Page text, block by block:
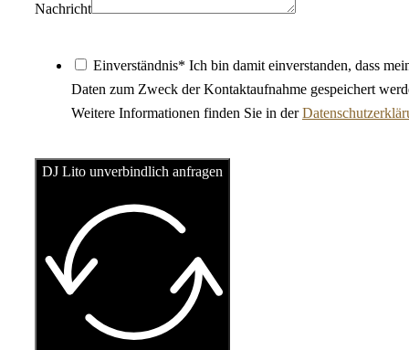
Nachricht
Einverständnis* Ich bin damit einverstanden, dass
Daten zum Zweck der Kontaktaufnahme gespeichert
Weitere Informationen finden Sie in der
DJ Lito unverbindlich anfragen